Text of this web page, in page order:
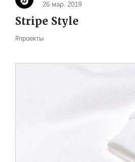
26 мар. 2019
Stripe Style
#проекты